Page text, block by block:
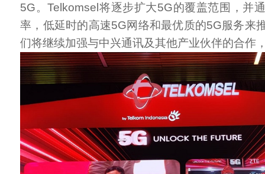
5G。Telkomsel将逐步扩大5G的覆盖范围，并
率，低延时的高速5G网络和最优质的5G服务来
们将继续加强与中兴通讯及其他产业伙伴的合作